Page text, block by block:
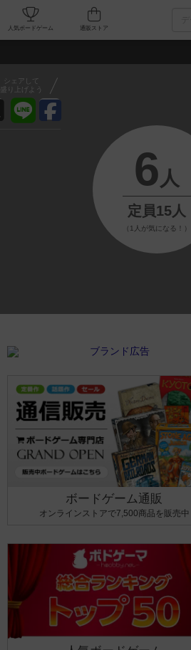
カフェ/店舗 人気ボードゲーム
シェアして
盛り上げよう
6 人
定員15人
（1人が気になる！）
ボードゲーム通販
オンラインストアで7,500商品を販売中